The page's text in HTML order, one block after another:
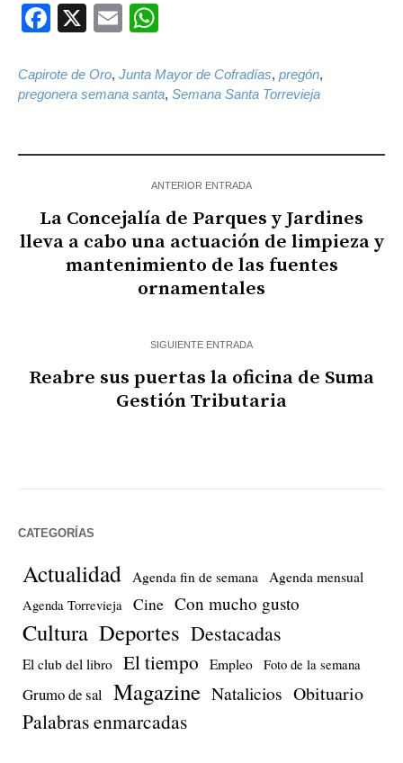
Facebook
X Email
Capirote de Oro, Junta Mayor de Cofradías, pregón,
pregonera semana santa, Semana Santa Torrevieja
ANTERIOR ENTRADA
La Concejalía de Parques y Jardines
lleva a cabo una actuación de limpieza y
mantenimiento de las fuentes
ornamentales
SIGUIENTE ENTRADA
Reabre sus puertas la oficina de Suma
Gestión Tributaria
CATEGORÍAS
Actualidad Agenda fin de semana Agenda mensual
Agenda Torrevieja Cine Con mucho gusto
Cultura Deportes Destacadas
El club del libro El tiempo Empleo Foto de la semana
Grumo de sal Magazine Natalicios Obituario
Palabras enmarcadas